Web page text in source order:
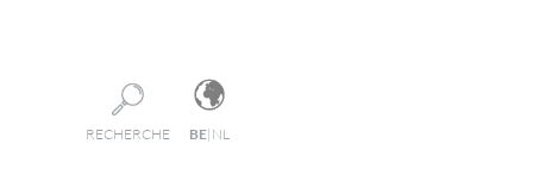
RECHERCHE BE| NL